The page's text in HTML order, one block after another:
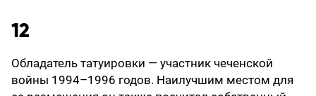
12
Обладатель татуировки — участник чеченской
войны 1994–1996 годов. Наилучшим местом для